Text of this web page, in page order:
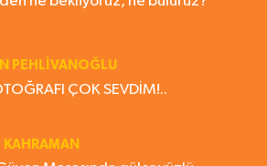
PEHLİVANOĞLU
ÇOK SEVDİM!..
KAHRAMAN